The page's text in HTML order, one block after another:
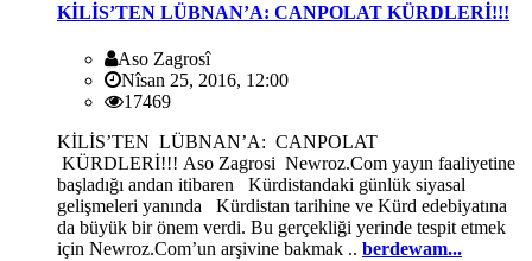
KİLİS’TEN LÜBNAN’A: CANPOLAT KÜRDLERİ!!!
Aso Zagrosî
Nîsan 25, 2016, 12:00
17469
KİLİS’TEN LÜBNAN’A: CANPOLAT
KÜRDLERİ!!! Aso Zagrosi Newroz.Com yayın faaliyetine
başladığı andan itibaren Kürdistandaki günlük siyasal
gelişmeleri yanında Kürdistan tarihine ve Kürd edebiyatına
da büyük bir önem verdi. Bu gerçekliği yerinde tespit etmek
için Newroz.Com’un arşivine bakmak .. berdewam...